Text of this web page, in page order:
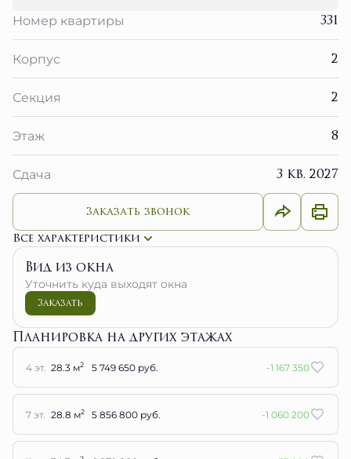
2
2
8
3 кв. 2027
Все характеристики
Вид из окна
Уточнить куда выходят окна
Заказать
Планировка на других этажах
4 эт. 28.3 м 2 5 749 650 руб.
7 эт. 28.8 м2 5 856 800 руб. -1 060 200
11 эт. 34.3 м2 6 879 800 руб. -37 200